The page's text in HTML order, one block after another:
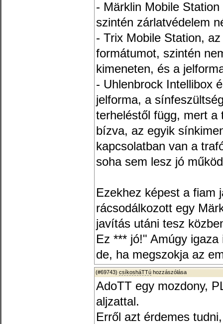
- Märklin Mobile
szintén zárlatvédelem
- Trix Mobile Station,
formátumot, szintén
kimeneten, és a
- Uhlenbrock Intellibox
jelforma, a
terheléstől függ, mert a
bízva, az egyik
kapcsolatban van a
soha sem lesz jó
Ezekhez képest a fiam
rácsodálkozott egy
javítás utáni tesz
Ez *** jó!" Amúgy
de, ha megszokja az
(#69743) csíkosháTTú hozzászólása
AdoTT egy mozdony,
aljzattal.
Erről azt érdemes